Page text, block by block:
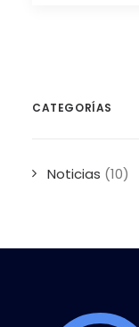
CATEGORÍAS
Noticias (10)